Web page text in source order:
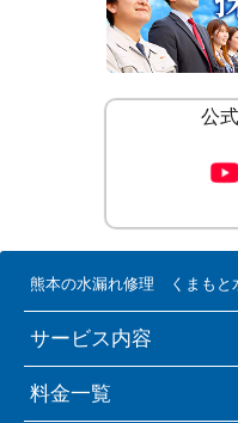
公
熊本の水漏れ修理 くまもと
サービス内容
料金一覧